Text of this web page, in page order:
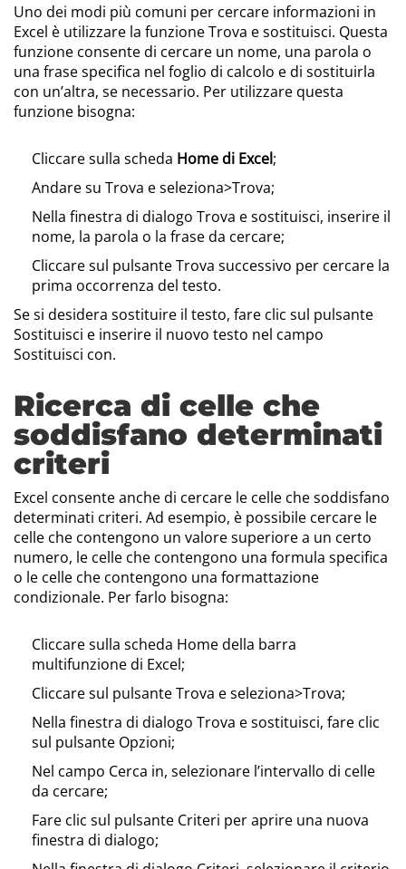
Uno dei modi più comuni per cercare informazioni in
Excel è utilizzare la funzione Trova e sostituisci. Questa
funzione consente di cercare un nome, una parola o
una frase specifica nel foglio di calcolo e di sostituirla
con un’altra, se necessario. Per utilizzare questa
funzione bisogna:
Cliccare sulla scheda Home di Excel;
Andare su Trova e seleziona>Trova;
Nella finestra di dialogo Trova e sostituisci, inserire il
nome, la parola o la frase da cercare;
Cliccare sul pulsante Trova successivo per cercare la
prima occorrenza del testo.
Se si desidera sostituire il testo, fare clic sul pulsante
Sostituisci e inserire il nuovo testo nel campo
Sostituisci con.
Ricerca di celle che
soddisfano determinati
criteri
Excel consente anche di cercare le celle che soddisfano
determinati criteri. Ad esempio, è possibile cercare le
celle che contengono un valore superiore a un certo
numero, le celle che contengono una formula specifica
o le celle che contengono una formattazione
condizionale. Per farlo bisogna:
Cliccare sulla scheda Home della barra
multifunzione di Excel;
Cliccare sul pulsante Trova e seleziona>Trova;
Nella finestra di dialogo Trova e sostituisci, fare clic
sul pulsante Opzioni;
Nel campo Cerca in, selezionare l’intervallo di celle
da cercare;
Fare clic sul pulsante Criteri per aprire una nuova
finestra di dialogo;